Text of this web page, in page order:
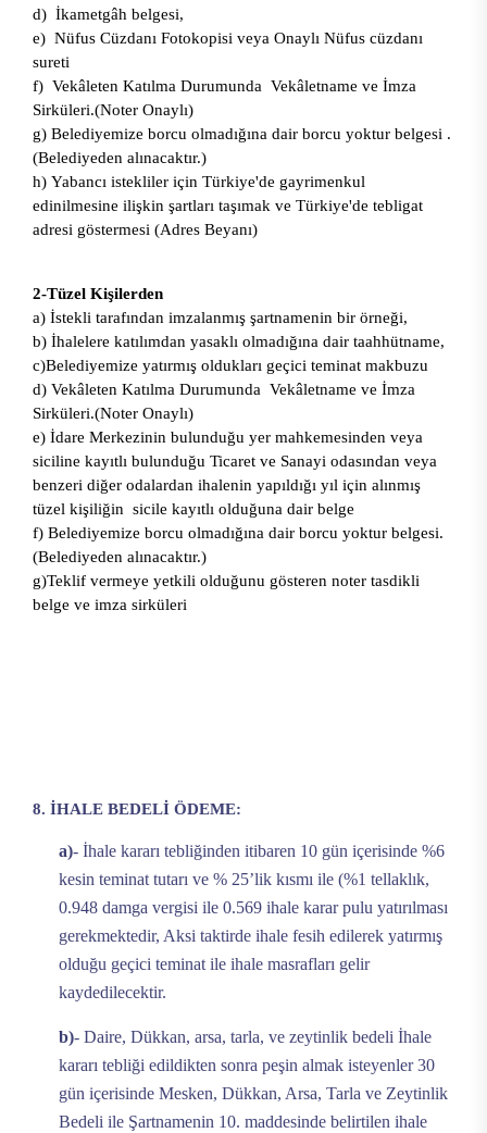
d) İkametgâh belgesi,
e) Nüfus Cüzdanı Fotokopisi veya Onaylı Nüfus cüzdanı
sureti
f) Vekâleten Katılma Durumunda Vekâletname ve İmza
Sirküleri.(Noter Onaylı)
g) Belediyemize borcu olmadığına dair borcu yoktur belgesi .
(Belediyeden alınacaktır.)
h) Yabancı istekliler için Türkiye'de gayrimenkul
edinilmesine ilişkin şartları taşımak ve Türkiye'de tebligat
adresi göstermesi (Adres Beyanı)
2-Tüzel Kişilerden
a) İstekli tarafından imzalanmış şartnamenin bir örneği,
b) İhalelere katılımdan yasaklı olmadığına dair taahhütname,
c)Belediyemize yatırmış oldukları geçici teminat makbuzu
d) Vekâleten Katılma Durumunda Vekâletname ve İmza
Sirküleri.(Noter Onaylı)
e) İdare Merkezinin bulunduğu yer mahkemesinden veya
siciline kayıtlı bulunduğu Ticaret ve Sanayi odasından veya
benzeri diğer odalardan ihalenin yapıldığı yıl için alınmış
tüzel kişiliğin sicile kayıtlı olduğuna dair belge
f) Belediyemize borcu olmadığına dair borcu yoktur belgesi.
(Belediyeden alınacaktır.)
g)Teklif vermeye yetkili olduğunu gösteren noter tasdikli
belge ve imza sirküleri
8. İHALE BEDELİ ÖDEME:
a)- İhale kararı tebliğinden itibaren 10 gün içerisinde %6
kesin teminat tutarı ve % 25’lik kısmı ile (%1 tellaklık,
0.948 damga vergisi ile 0.569 ihale karar pulu yatırılması
gerekmektedir, Aksi taktirde ihale fesih edilerek yatırmış
olduğu geçici teminat ile ihale masrafları gelir
kaydedilecektir.
b)- Daire, Dükkan, arsa, tarla, ve zeytinlik bedeli İhale
kararı tebliği edildikten sonra peşin almak isteyenler 30
gün içerisinde Mesken, Dükkan, Arsa, Tarla ve Zeytinlik
Bedeli ile Şartnamenin 10. maddesinde belirtilen ihale